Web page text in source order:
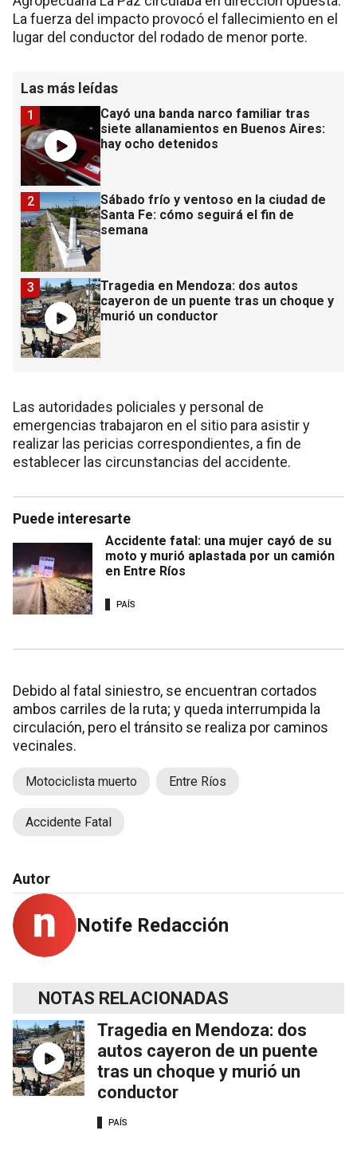
La fuerza del impacto provocó el fallecimiento en el
lugar del conductor del rodado de menor porte.
Las más leídas
Cayó una banda narco familiar tras
siete allanamientos en Buenos Aires:
hay ocho detenidos
1
Sábado frío y ventoso en la ciudad de
Santa Fe: cómo seguirá el fin de
semana
2
Tragedia en Mendoza: dos autos
cayeron de un puente tras un choque y
murió un conductor
3
Las autoridades policiales y personal de
emergencias trabajaron en el sitio para asistir y
realizar las pericias correspondientes, a fin de
establecer las circunstancias del accidente.
Puede interesarte
Accidente fatal: una mujer cayó de su
moto y murió aplastada por un camión
en Entre Ríos
PAÍS
Debido al fatal siniestro, se encuentran cortados
ambos carriles de la ruta; y queda interrumpida la
circulación, pero el tránsito se realiza por caminos
vecinales.
Motociclista muerto Entre Ríos
Accidente Fatal
Autor
Notife Redacción
NOTAS RELACIONADAS
Tragedia en Mendoza: dos
autos cayeron de un puente
tras un choque y murió un
conductor
PAÍS